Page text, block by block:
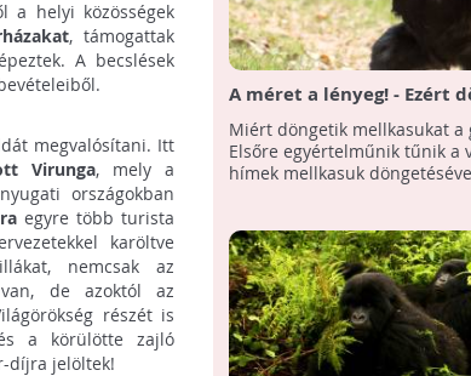
a helyi közösségek
, támogattak
A becslések
megvalósítani. Itt
Virunga, mely a
országokban
egyre több turista
karöltve
nemcsak az
de azoktól az
részét is
a körülötte zajló
díjra jelöltek!
A méret a lényeg! - Ezért
mellkasukat a gorillák
Miért döngetik mellkasukat a
Elsőre egyértelműnik tűnik a
hímek mellkasuk